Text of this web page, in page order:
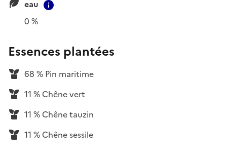
eau
0 %
Essences plantées
68 % Pin maritime
11 % Chêne vert
11 % Chêne tauzin
11 % Chêne sessile